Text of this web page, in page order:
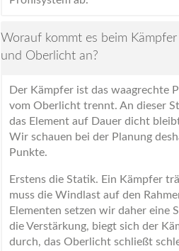
Worauf kommt es beim
und Oberlicht an?
Der Kämpfer ist das waagrechte
vom Oberlicht trennt. An dieser
das Element auf Dauer dicht
Wir schauen bei der Planung
Punkte.
Erstens die Statik. Ein Kämpfer
muss die Windlast auf den
Elementen setzen wir daher eine
die Verstärkung, biegt sich der
durch, das Oberlicht schließt